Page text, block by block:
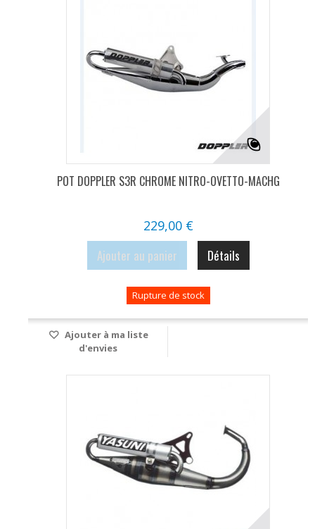
POT DOPPLER S3R CHROME NITRO-OVETTO-MACHG
229,00 €
Ajouter au panier Détails
Rupture de stock
Ajouter à ma liste
d'envies